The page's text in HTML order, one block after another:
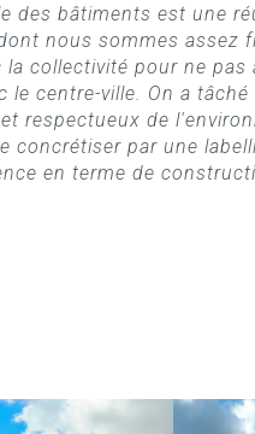
des bâtiments est une
nous sommes assez
collectivité pour ne pas
le centre-ville. On a tâché
respectueux de
concrétiser par une
en terme de